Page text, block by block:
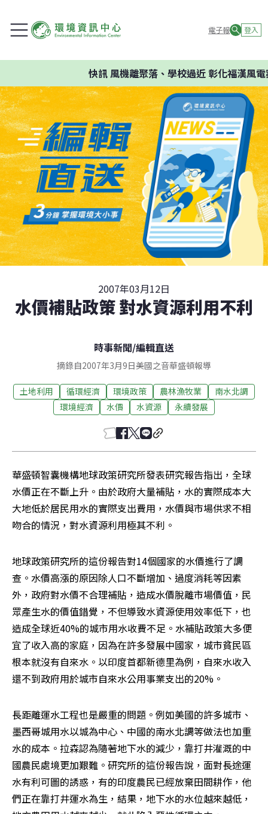
電子報 登入
快訊風機離聚落、學校過近 彰化福漢風電
2007年03月12日
水價補貼政策 對水資源利用不利
時事新聞/編輯直送
摘錄自2007年3月9日美國之音華盛頓報導
土地利用 循環經濟 環境政策 農林漁牧業
南水北調
環境經濟
水價 水資源 永續發展
華盛頓智囊機構地球政策研究所發表研究報告指出，全球
水價正在不斷上升。由於政府大量補貼，水的實際成本大
大地低於居民用水的實際支出費用，水價與市場供求不相
吻合的情況，對水資源利用極其不利。
地球政策研究所的這份報告對14個國家的水價進行了調
查。水價高漲的原因除人口不斷增加、過度消耗等因素
外，政府對水價不合理補貼，造成水價脫離市場價值，民
眾產生水的價值錯覺，不但導致水資源使用效率低下，也
造成全球近40%的城市用水收費不足。水補貼政策大多便
宜了收入高的家庭，因為在許多發展中國家，城市貧民區
根本就沒有自來水。以印度首都新德里為例，自來水收入
還不到政府用於城市自來水公用事業支出的20%。
長距離運水工程也是嚴重的問題。例如美國的許多城市、
墨西哥城用水以城為中心、中國的南水北調等做法也加重
水的成本。拉森認為隨著地下水的減少，靠打井灌溉的中
國農民處境更加艱難。研究所的這份報告說，面對長途運
水有利可圖的誘惑，有的印度農民已經放棄田間耕作，他
們正在靠打井運水為生，結果，地下水的水位越來越低，